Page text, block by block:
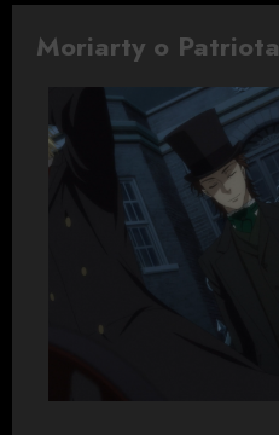
Moriarty o Patriota